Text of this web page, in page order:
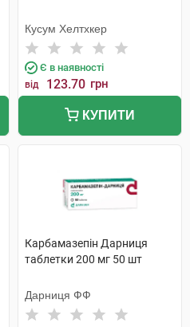
Кусум Хелтхкер
Є в наявності
від 123.70 грн
КУПИТИ
Карбамазепін Дарниця
таблетки 200 мг 50 шт
Дарниця ФФ